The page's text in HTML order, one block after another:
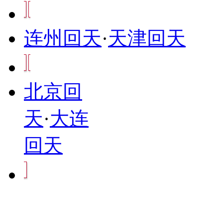
连州回天·天津回天
北京回
天·大连
回天